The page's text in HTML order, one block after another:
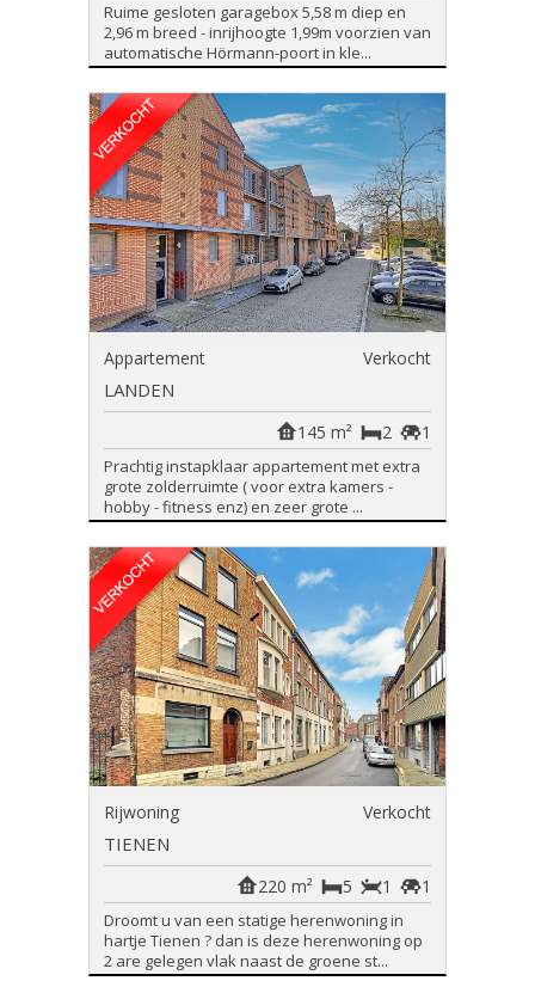
Ruime gesloten garagebox 5,58 m diep en
2,96 m breed - inrijhoogte 1,99m voorzien van
automatische Hörmann-poort in kle...
Appartement Verkocht
LANDEN
1
2
145 m²
Prachtig instapklaar appartement met extra
grote zolderruimte ( voor extra kamers -
hobby - fitness enz) en zeer grote ...
Rijwoning Verkocht
TIENEN
1
1
5
220 m²
Droomt u van een statige herenwoning in
hartje Tienen ? dan is deze herenwoning op
2 are gelegen vlak naast de groene st...